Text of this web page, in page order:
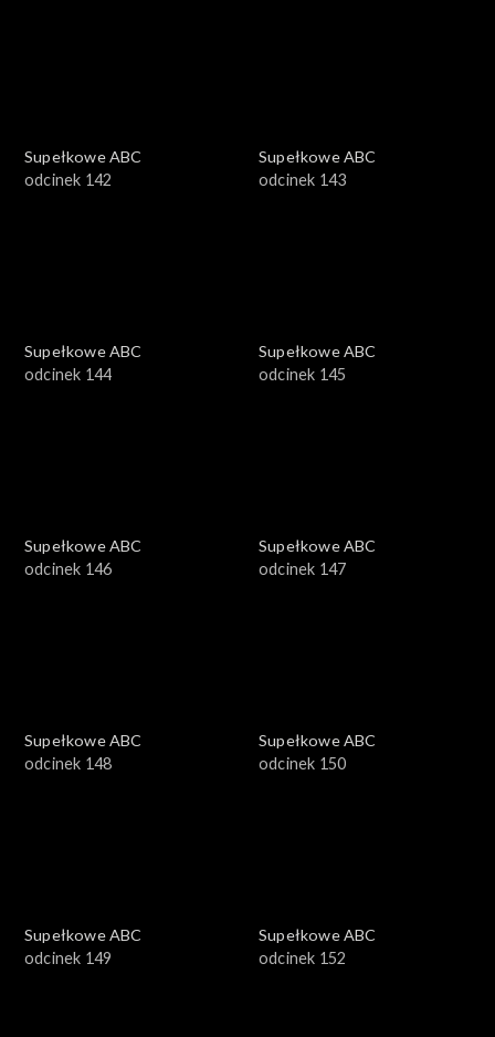
Supełkowe ABC
odcinek 142
Supełkowe ABC
odcinek 143
Supełkowe ABC
odcinek 144
Supełkowe ABC
odcinek 145
Supełkowe ABC
odcinek 146
Supełkowe ABC
odcinek 147
Supełkowe ABC
odcinek 148
Supełkowe ABC
odcinek 150
Supełkowe ABC
odcinek 149
Supełkowe ABC
odcinek 152